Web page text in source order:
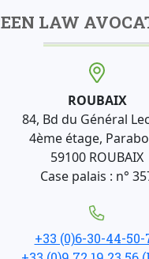
LAW
ROUBAIX
84, Bd du Général
4ème étage,
59100 ROUBAIX
Case palais : n°
+33 (0)6-30-44-50-